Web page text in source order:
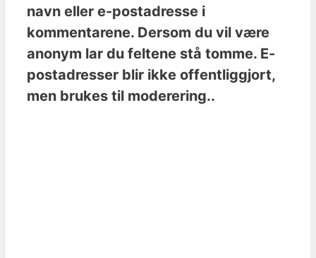
navn eller e-postadresse i
kommentarene. Dersom du vil være
anonym lar du feltene stå tomme. E-
postadresser blir ikke offentliggjort,
men brukes til moderering..